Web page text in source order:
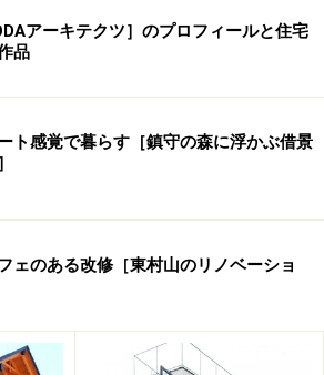
たYODAアーキテクツの住宅
：
アーキテクツ］のプロフィールと住宅
品
ト感覚で暮らす［鎮守の森に浮かぶ借景
ェのある改修［東村山のリノベーショ